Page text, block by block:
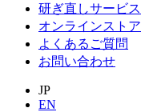
研ぎ直しサービス
オンラインストア
よくあるご質問
お問い合わせ
JP
EN